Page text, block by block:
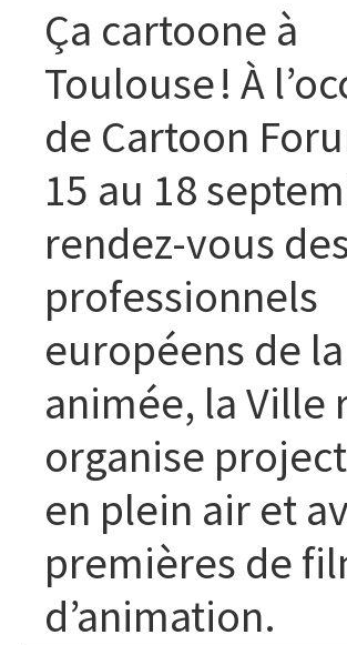
Ça cartoone à
Toulouse ! À
de Cartoon
15 au 18
rendez-vous
professionnels
européens de
animée, la Ville
organise
en plein air et
premières de
d’animation.